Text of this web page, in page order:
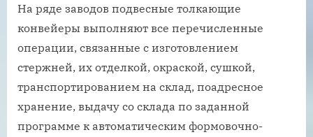
На ряде заводов подвесные толкающие
конвейеры выполняют все перечисленные
операции, связанные с изготовлением
стержней, их отделкой, окраской, сушкой,
транспортированием на склад, поадресное
хранение, выдачу со склада по заданной
программе к автоматическим формовочно-